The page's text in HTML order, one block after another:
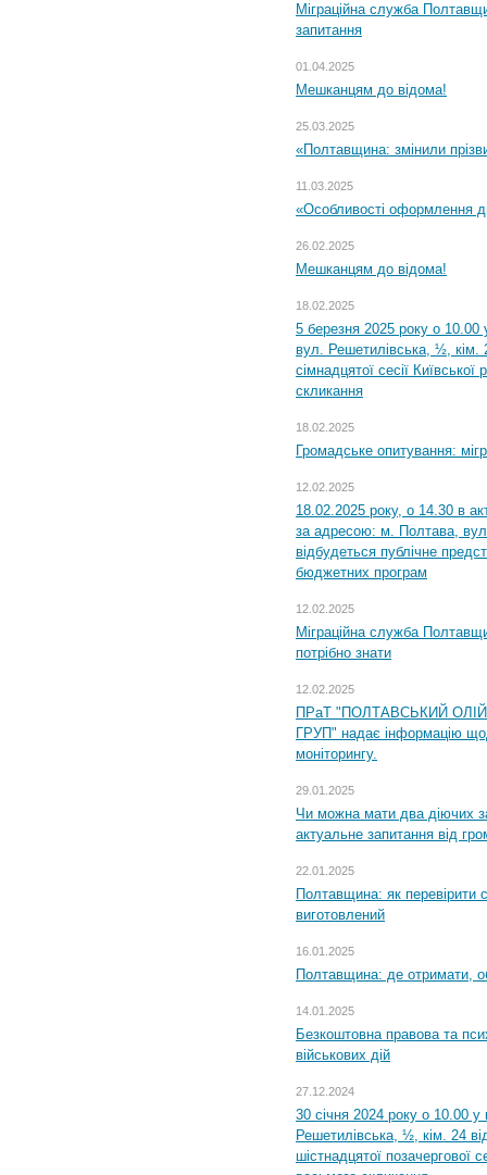
Міграційна служба
запитання
01.04.2025
Мешканцям до відома!
25.03.2025
«Полтавщина: змінили
11.03.2025
«Особливості оформлення
26.02.2025
Мешканцям до відома!
18.02.2025
5 березня 2025 року о 10.00
вул. Решетилівська, ½, кім.
сімнадцятої сесії
скликання
18.02.2025
Громадське опитування:
12.02.2025
18.02.2025 року, о 14.30 в
за адресою: м. Полтава,
відбудеться публічне
бюджетних програм
12.02.2025
Міграційна служба
потрібно знати
12.02.2025
ПРаТ "ПОЛТАВСЬКИЙ
ГРУП" надає інформацію
моніторингу.
29.01.2025
Чи можна мати два діючих
актуальне запитання від
22.01.2025
Полтавщина: як перевірити
виготовлений
16.01.2025
Полтавщина: де отримати,
14.01.2025
Безкоштовна правова та
військових дій
27.12.2024
30 січня 2024 року о 10.00 у
Решетилівська, ½, кім. 24
шістнадцятої позачергової